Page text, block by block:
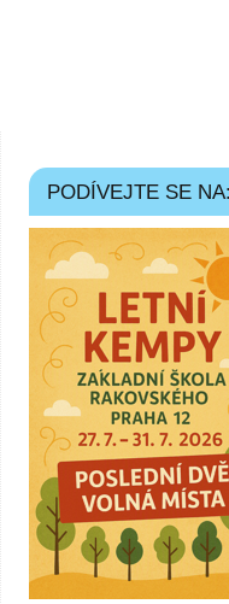
PODÍVEJTE SE NA: